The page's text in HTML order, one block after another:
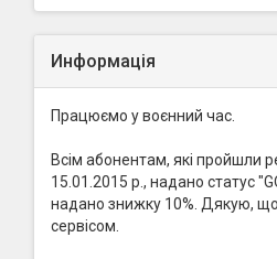
Информація
Працюємо у воєнний час.
Всім абонентам, які пройшли
15.01.2015 р., надано статус
надано знижку 10%. Дякую,
сервісом.